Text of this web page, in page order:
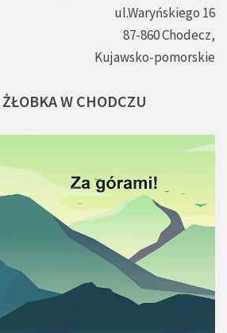
ul.Waryńskiego 16
87-860 Chodecz,
Kujawsko-pomorskie
ŻŁOBKAW CHODCZU